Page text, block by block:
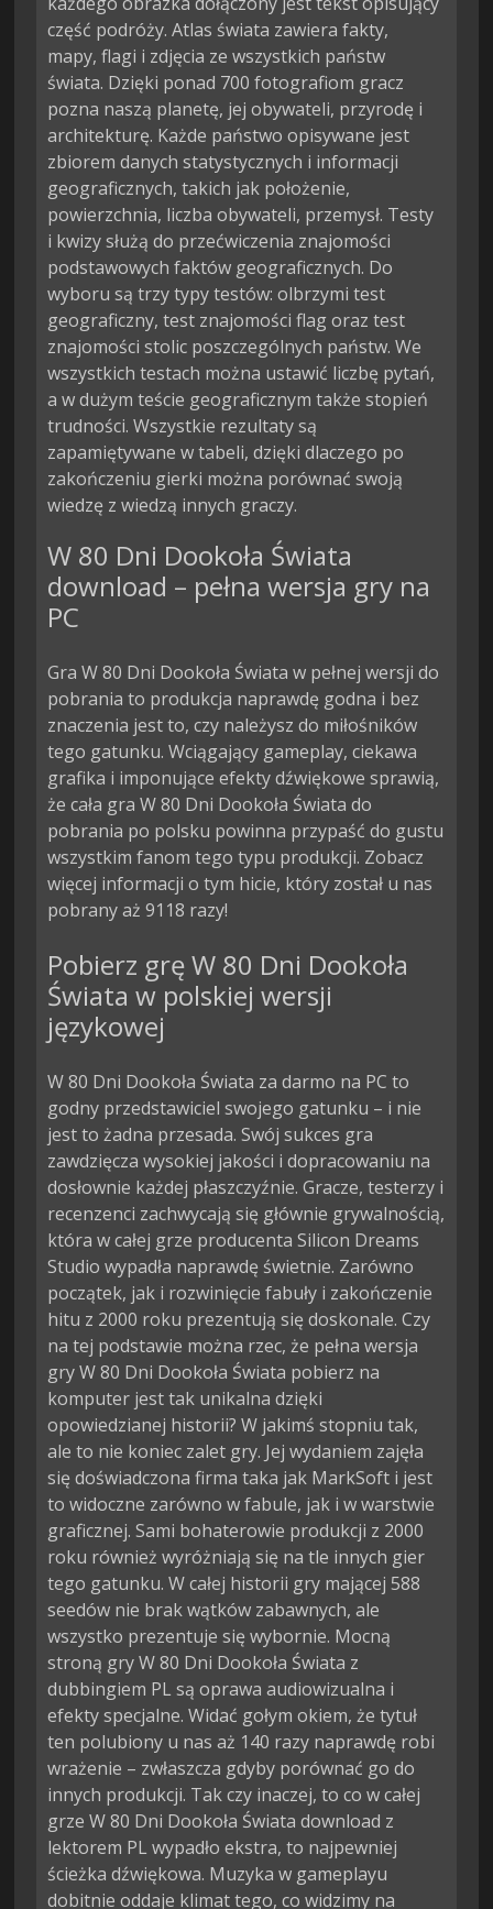
część podróży. Atlas świata zawiera fakty,
mapy, flagi i zdjęcia ze wszystkich państw
świata. Dzięki ponad 700 fotografiom gracz
pozna naszą planetę, jej obywateli, przyrodę i
architekturę. Każde państwo opisywane jest
zbiorem danych statystycznych i informacji
geograficznych, takich jak położenie,
powierzchnia, liczba obywateli, przemysł. Testy
i kwizy służą do przećwiczenia znajomości
podstawowych faktów geograficznych. Do
wyboru są trzy typy testów: olbrzymi test
geograficzny, test znajomości flag oraz test
znajomości stolic poszczególnych państw. We
wszystkich testach można ustawić liczbę pytań,
a w dużym teście geograficznym także stopień
trudności. Wszystkie rezultaty są
zapamiętywane w tabeli, dzięki dlaczego po
zakończeniu gierki można porównać swoją
wiedzę z wiedzą innych graczy.
W 80 Dni Dookoła Świata
download – pełna wersja gry na
PC
Gra W 80 Dni Dookoła Świata w pełnej wersji do
pobrania to produkcja naprawdę godna i bez
znaczenia jest to, czy należysz do miłośników
tego gatunku. Wciągający gameplay, ciekawa
grafika i imponujące efekty dźwiękowe sprawią,
że cała gra W 80 Dni Dookoła Świata do
pobrania po polsku powinna przypaść do gustu
wszystkim fanom tego typu produkcji. Zobacz
więcej informacji o tym hicie, który został u nas
pobrany aż 9118 razy!
Pobierz grę W 80 Dni Dookoła
Świata w polskiej wersji
językowej
W 80 Dni Dookoła Świata za darmo na PC to
godny przedstawiciel swojego gatunku – i nie
jest to żadna przesada. Swój sukces gra
zawdzięcza wysokiej jakości i dopracowaniu na
dosłownie każdej płaszczyźnie. Gracze, testerzy i
recenzenci zachwycają się głównie grywalnością,
która w całej grze producenta Silicon Dreams
Studio wypadła naprawdę świetnie. Zarówno
początek, jak i rozwinięcie fabuły i zakończenie
hitu z 2000 roku prezentują się doskonale. Czy
na tej podstawie można rzec, że pełna wersja
gry W 80 Dni Dookoła Świata pobierz na
komputer jest tak unikalna dzięki
opowiedzianej historii? W jakimś stopniu tak,
ale to nie koniec zalet gry. Jej wydaniem zajęła
się doświadczona firma taka jak MarkSoft i jest
to widoczne zarówno w fabule, jak i w warstwie
graficznej. Sami bohaterowie produkcji z 2000
roku również wyróżniają się na tle innych gier
tego gatunku. W całej historii gry mającej 588
seedów nie brak wątków zabawnych, ale
wszystko prezentuje się wybornie. Mocną
stroną gry W 80 Dni Dookoła Świata z
dubbingiem PL są oprawa audiowizualna i
efekty specjalne. Widać gołym okiem, że tytuł
ten polubiony u nas aż 140 razy naprawdę robi
wrażenie – zwłaszcza gdyby porównać go do
innych produkcji. Tak czy inaczej, to co w całej
grze W 80 Dni Dookoła Świata download z
lektorem PL wypadło ekstra, to najpewniej
ścieżka dźwiękowa. Muzyka w gameplayu
dobitnie oddaje klimat tego, co widzimy na